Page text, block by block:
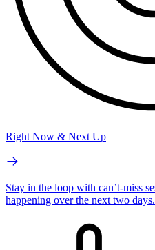
Right Now & Next Up
Stay in the loop with can’t-miss
happening over the next two days.